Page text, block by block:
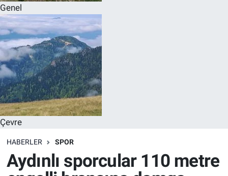
Genel
Çevre
HABERLER SPOR
Aydınlı sporcular 110 metre